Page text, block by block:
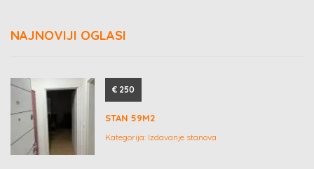
NAJNOVIJI OGLASI
€ 250
STAN 59M2
Kategorija: Izdavanje stanova